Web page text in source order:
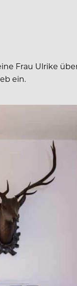
Frau Ulrike
ein.